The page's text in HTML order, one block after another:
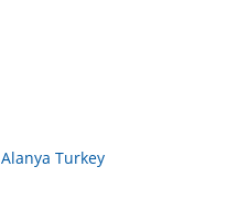
Turkey